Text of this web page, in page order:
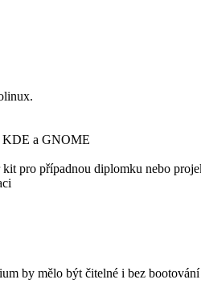
KDE a GNOME
pro případnou diplomku nebo
by mělo být čitelné i bez